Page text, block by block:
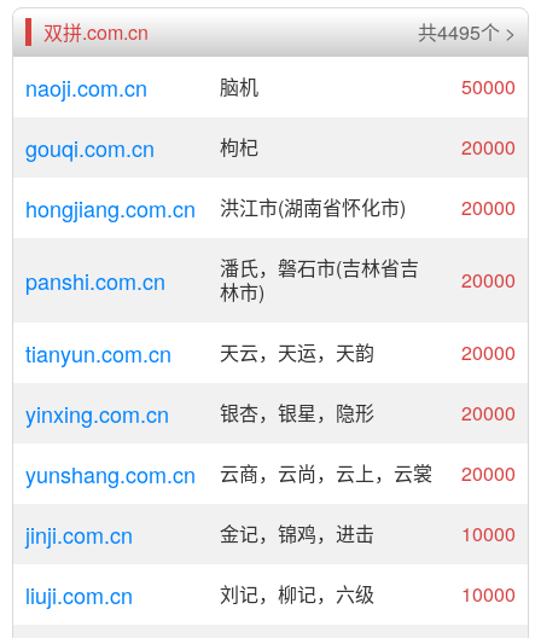
双拼.com.cn 共4495个 >
naoji.com.cn 脑机 50000
gouqi.com.cn 枸杞 20000
hongjiang.com.cn 洪江市(湖南省怀化市) 20000
panshi.com.cn
潘氏，磐石市(吉林省吉
林市)
20000
tianyun.com.cn 天云，天运，天韵 20000
yinxing.com.cn 银杏，银星，隐形 20000
yunshang.com.cn 云商，云尚，云上，云裳 20000
jinji.com.cn 金记，锦鸡，进击 10000
liuji.com.cn 刘记，柳记，六级 10000